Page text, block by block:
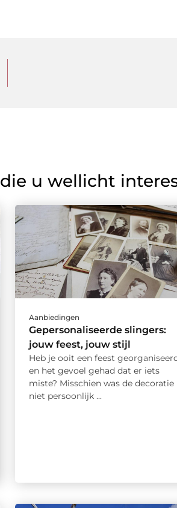
die u wellicht
Aanbiedingen
Gepersonaliseerde slingers:
jouw feest, jouw stijl
Heb je ooit een feest
en het gevoel gehad dat er iets
miste? Misschien was de decoratie
niet persoonlijk ...